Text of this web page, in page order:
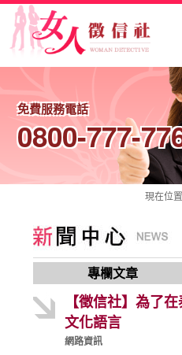
免費服務電話
0800-777-
現在位置
專欄文章
【徵信社】為了
文化語言
網路資訊